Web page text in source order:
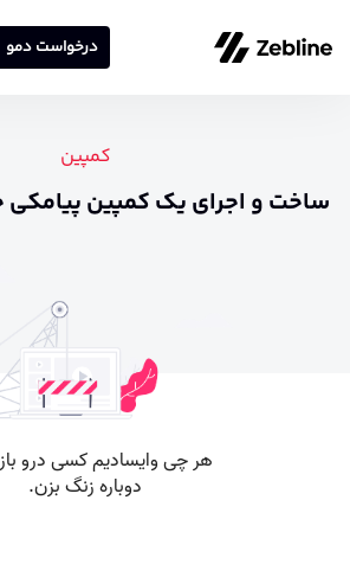
درخواست دمو
کمپین
ساخت و اجرای یک کمپین پیامکی